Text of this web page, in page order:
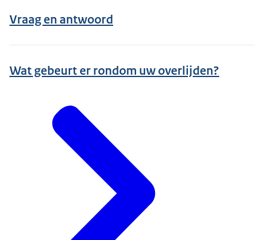
Vraag en antwoord
Wat gebeurt er rondom uw overlijden?